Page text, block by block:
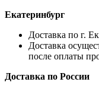
Екатеринбург
Доставка по г.
Доставка
после оплаты
Доставка по России